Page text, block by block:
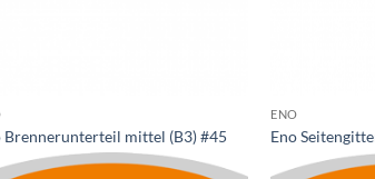
Brennerunterteil mittel (B3) #45
ENO
Eno